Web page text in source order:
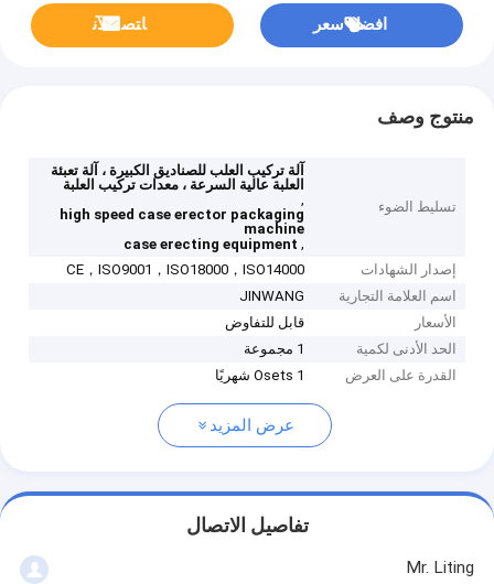
افضل سعر ﺎﺘﺼﻟ ﺍﻶﻧ
منتوج وصف
تسليط الضوء
آلة تركيب العلب للصناديق الكبيرة ، آلة تعبئة
العلبة عالية السرعة ، معدات تركيب العلبة
,
high speed case erector packaging
machine
,
case erecting equipment
إصدار الشهادات
CE，ISO9001，ISO18000，ISO14000
اسم العلامة التجارية
JINWANG
الأسعار
قابل للتفاوض
الحد الأدنى لكمية
1 مجموعة
القدرة على العرض
1 Osets شهريًا
عرض المزيد
تفاصيل الاتصال
Mr. Liting